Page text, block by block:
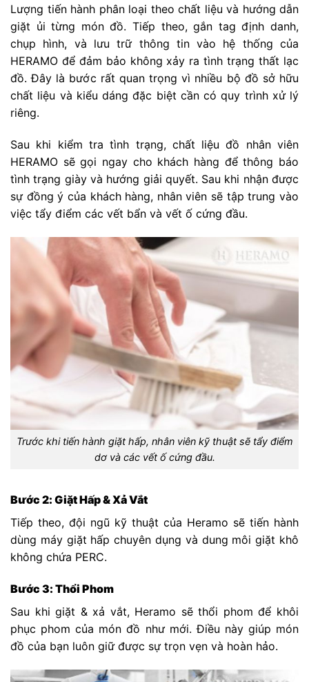
Lượng tiến hành phân loại theo chất liệu và hướng dẫn
giặt ủi từng món đồ. Tiếp theo, gắn tag định danh,
chụp hình, và lưu trữ thông tin vào hệ thống của
HERAMO để đảm bảo không xảy ra tình trạng thất lạc
đồ. Đây là bước rất quan trọng vì nhiều bộ đồ sở hữu
chất liệu và kiểu dáng đặc biệt cần có quy trình xử lý
riêng.
Sau khi kiểm tra tình trạng, chất liệu đồ nhân viên
HERAMO sẽ gọi ngay cho khách hàng để thông báo
tình trạng giày và hướng giải quyết. Sau khi nhận được
sự đồng ý của khách hàng, nhân viên sẽ tập trung vào
việc tẩy điểm các vết bẩn và vết ố cứng đầu.
Trước khi tiến hành giặt hấp, nhân viên kỹ thuật sẽ tẩy điểm
dơ và các vết ố cứng đầu.
Bước 2: Giặt Hấp & Xả Vắt
Tiếp theo, đội ngũ kỹ thuật của Heramo sẽ tiến hành
dùng máy giặt hấp chuyên dụng và dung môi giặt khô
không chứa PERC.
Bước 3: Thổi Phom
Sau khi giặt & xả vắt, Heramo sẽ thổi phom để khôi
phục phom của món đồ như mới. Điều này giúp món
đồ của bạn luôn giữ được sự trọn vẹn và hoàn hảo.